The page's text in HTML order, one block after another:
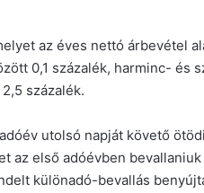
az éves nettó árbevétel
0,1 százalék, harminc- és
százalék.
utolsó napját követő
az első adóévben
különadó-bevallás